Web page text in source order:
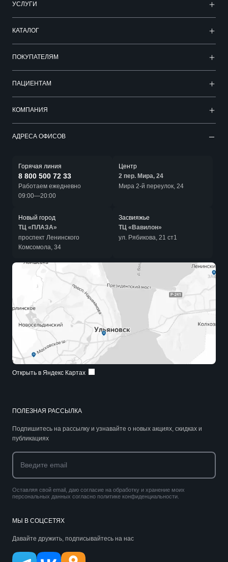
ПОЛЕЗНАЯ РАССЫЛКА
Подпишитесь на рассылку и узнавайте о новых акциях, скидках и
публикациях
Оставляя свой email, даю согласие на обработку и хранение моих
персональных данных согласно политике конфиденциальности.
МЫ В СОЦСЕТЯХ
Давайте дружить, подписывайтесь на нас
УСЛУГИ
КАТАЛОГ
ПОКУПАТЕЛЯМ
ПАЦИЕНТАМ
КОМПАНИЯ
АДРЕСА ОФИСОВ
Горячая линия
8 800 500 72 33
Работаем ежедневно
09:00—20:00
Центр
2 пер. Мира, 24
Мира 2-й переулок, 24
Новый город
ТЦ «ПЛАЗА»
проспект Ленинского
Комсомола, 34
Засвияжье
ТЦ «Вавилон»
ул. Рябикова, 21 ст1
Открыть в Яндекс Картах